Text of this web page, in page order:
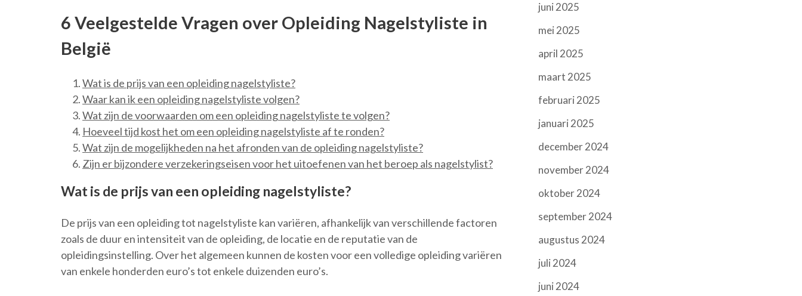
6 Veelgestelde Vragen over Opleiding Nagelstyliste in
België
Wat is de prijs van een opleiding nagelstyliste?
Waar kan ik een opleiding nagelstyliste volgen?
Wat zijn de voorwaarden om een opleiding nagelstyliste te volgen?
Hoeveel tijd kost het om een opleiding nagelstyliste af te ronden?
Wat zijn de mogelijkheden na het afronden van de opleiding nagelstyliste?
Zijn er bijzondere verzekeringseisen voor het uitoefenen van het beroep als nagelstylist?
Wat is de prijs van een opleiding nagelstyliste?
De prijs van een opleiding tot nagelstyliste kan variëren, afhankelijk van verschillende factoren
zoals de duur en intensiteit van de opleiding, de locatie en de reputatie van de
opleidingsinstelling. Over het algemeen kunnen de kosten voor een volledige opleiding variëren
van enkele honderden euro’s tot enkele duizenden euro’s.
juni 2025
mei 2025
april 2025
maart 2025
februari 2025
januari 2025
december 2024
november 2024
oktober 2024
september 2024
augustus 2024
juli 2024
juni 2024